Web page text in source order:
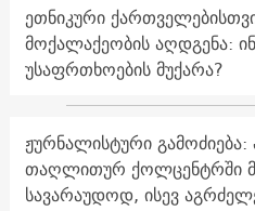
ეთნიკური
მოქალაქეობის აღდგენა:
უსაფრთხოების მუქარა?
ჟურნალისტური
თაღლითურ ქოლცენტრში
სავარაუდოდ, ისევ